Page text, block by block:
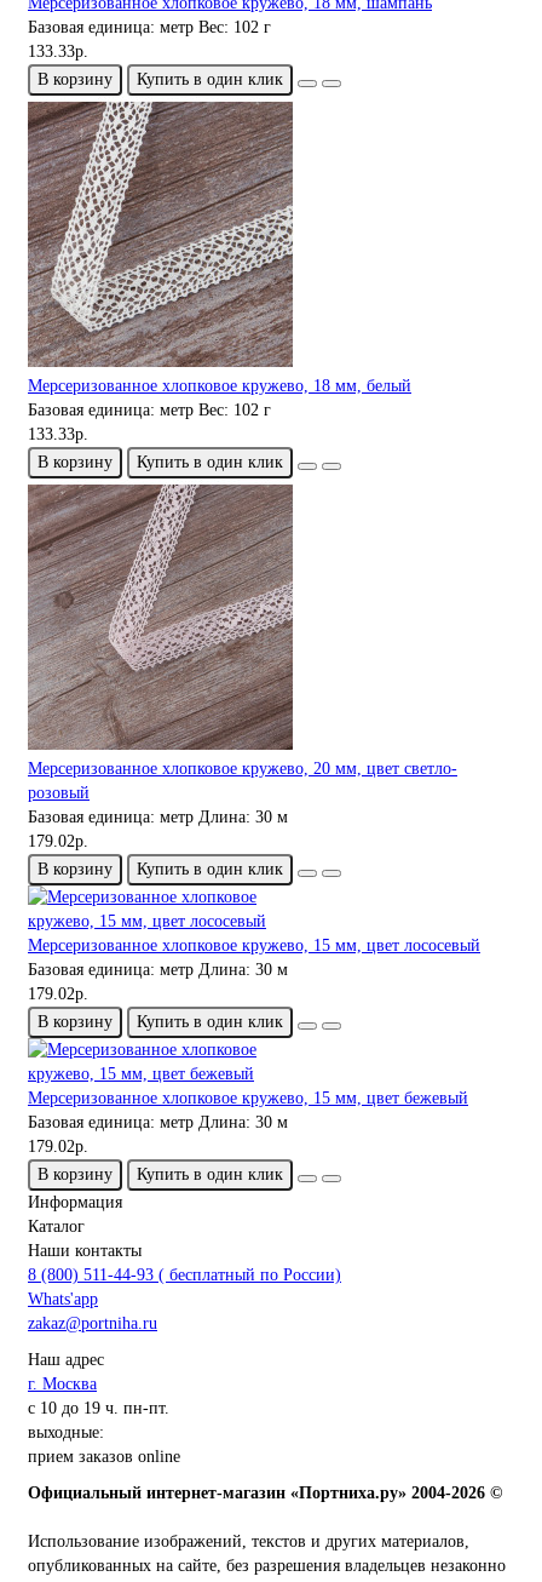
Базовая единица: метр Вес: 102 г
133.33р.
В корзину
Купить в один клик
Мерсеризованное хлопковое кружево, 18 мм, белый
Базовая единица: метр Вес: 102 г
133.33р.
В корзину
Купить в один клик
Мерсеризованное хлопковое кружево, 20 мм, цвет светло-
розовый
Базовая единица: метр Длина: 30 м
179.02р.
В корзину
Купить в один клик
Мерсеризованное хлопковое кружево, 15 мм, цвет лососевый
Базовая единица: метр Длина: 30 м
179.02р.
В корзину
Купить в один клик
Мерсеризованное хлопковое кружево, 15 мм, цвет бежевый
Базовая единица: метр Длина: 30 м
179.02р.
В корзину
Купить в один клик
Информация
Каталог
Наши контакты
8 (800) 511-44-93 ( бесплатный по России)
Whats'app
zakaz@portniha.ru
Наш адрес
г. Москва
с 10 до 19 ч. пн-пт.
выходные:
прием заказов online
Официальный интернет-магазин «Портниха.ру» 2004-2026 ©
Использование изображений, текстов и других материалов,
опубликованных на сайте, без разрешения владельцев незаконно